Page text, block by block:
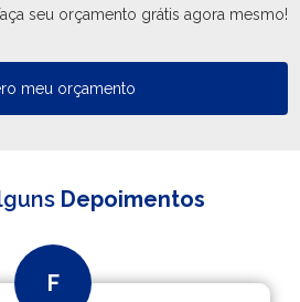
seu orçamento grátis agora mesmo!
meu orçamento
Depoimentos